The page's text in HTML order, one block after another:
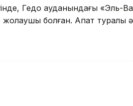
Гедо ауданындағы «Эль-
болған. Апат туралы